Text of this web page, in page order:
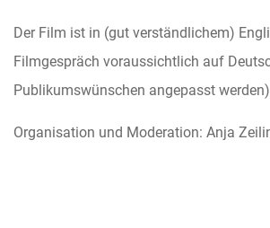
Der Film ist in (gut verständlichem)
Filmgespräch voraussichtlich auf
Publikumswünschen angepasst
Organisation und Moderation: Anja